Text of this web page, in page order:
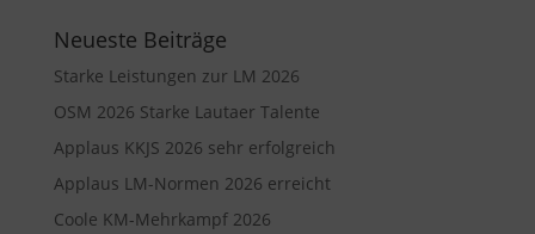
Neueste Beiträge
Starke Leistungen zur LM 2026
OSM 2026 Starke Lautaer Talente
Applaus KKJS 2026 sehr erfolgreich
Applaus LM-Normen 2026 erreicht
Coole KM-Mehrkampf 2026